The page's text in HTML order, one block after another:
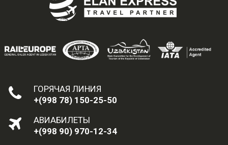
ГОРЯЧАЯ ЛИНИЯ
+(998 78) 150-25-50
АВИАБИЛЕТЫ
+(998 90) 970-12-34